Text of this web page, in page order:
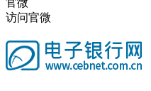
官微
访问官微